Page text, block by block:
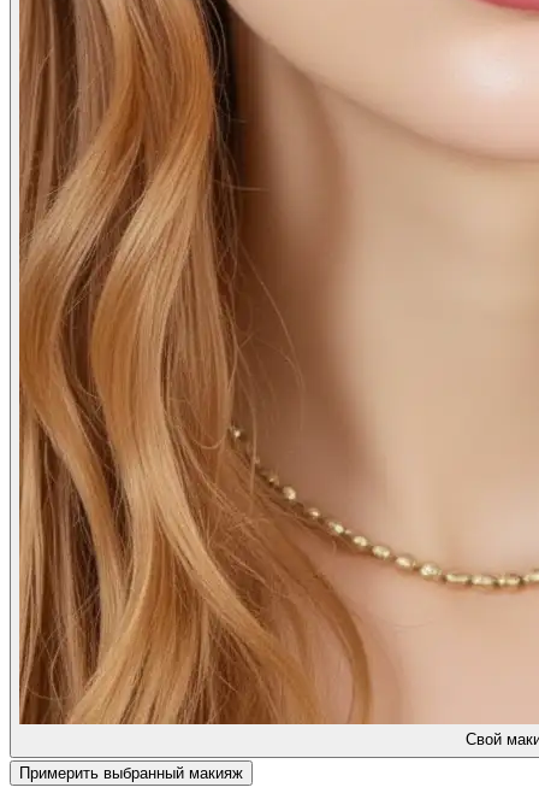
Cвой
Примерить выбранный макияж